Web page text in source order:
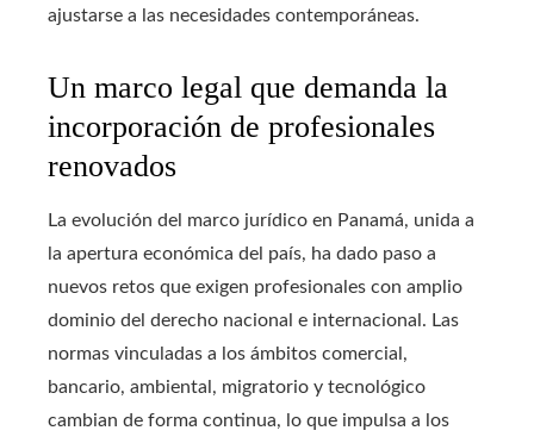
ajustarse a las necesidades contemporáneas.
Un marco legal que demanda la
incorporación de profesionales
renovados
La evolución del marco jurídico en Panamá, unida a
la apertura económica del país, ha dado paso a
nuevos retos que exigen profesionales con amplio
dominio del derecho nacional e internacional. Las
normas vinculadas a los ámbitos comercial,
bancario, ambiental, migratorio y tecnológico
cambian de forma continua, lo que impulsa a los